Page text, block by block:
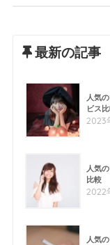
最新の記事
人気
ビス
2023
人気
比較
2022
人気